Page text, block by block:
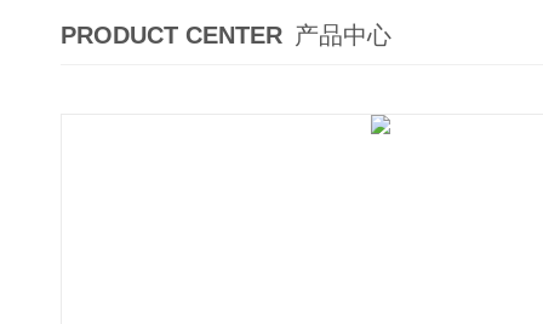
PRODUCT CENTER 产品中心